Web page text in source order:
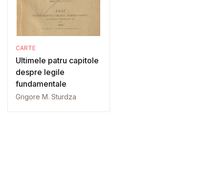
CARTE
Ultimele patru capitole
despre legile
fundamentale
Grigore M. Sturdza